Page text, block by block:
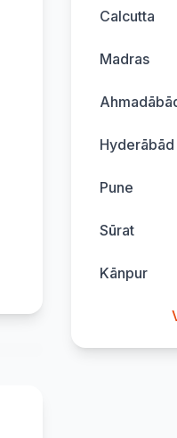
Calcutta
Madras
Hyderābād
Pune
Sūrat
Kānpur